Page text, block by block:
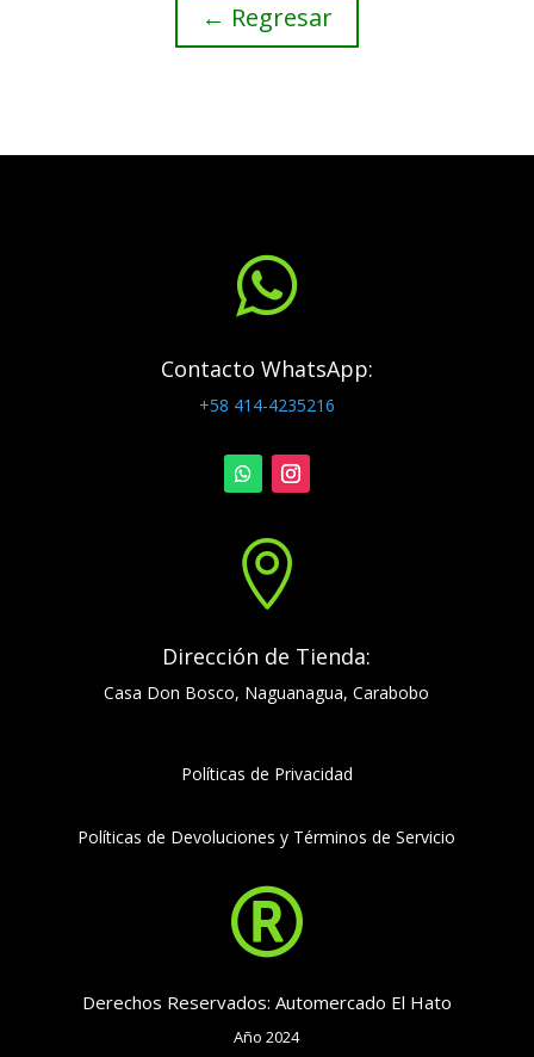
← Regresar

Contacto WhatsApp:
+58 414-4235216

Dirección de Tienda:
Casa Don Bosco, Naguanagua, Carabobo
Políticas de Privacidad
Políticas de Devoluciones y Términos de Servicio

Derechos Reservados: Automercado El Hato
Año 2024